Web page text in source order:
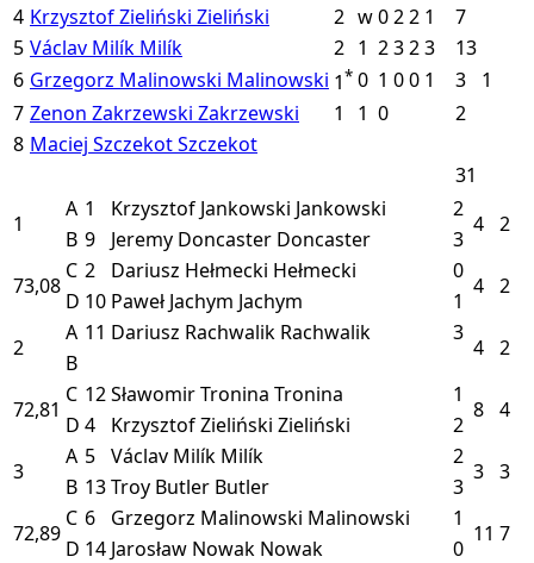
4 Krzysztof Zieliński Zieliński 2 w022 1
7
5 Václav Milík Milík 2 1 2323
13
6 Grzegorz Malinowski Malinowski 1* 0 1 00 1 3
1
7 Zenon Zakrzewski Zakrzewski 1 1 0
2
8 Maciej SzczekotSzczekot
31
1
A 1 Krzysztof Jankowski Jankowski 2
4 2
B 9 Jeremy Doncaster Doncaster
3
73,08
C 2 Dariusz Hełmecki Hełmecki 0
4 2
D 10 Paweł Jachym Jachym
1
2
A 11 Dariusz Rachwalik Rachwalik 3
4 2
B
72,81
C 12Sławomir Tronina Tronina 1
8 4
D 4 Krzysztof Zieliński Zieliński
2
3
A 5 Václav Milík Milík 2
3 3
B 13Troy Butler Butler
3
72,89
C 6 Grzegorz Malinowski Malinowski 1
11 7
D 14 Jarosław Nowak Nowak
0